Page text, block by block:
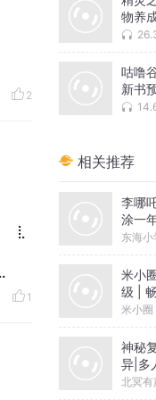
2
1
物养
咕噜
新书
相关推荐
李哪
涂一
级
东海
米小
级 |
米小圈
神秘
异|多
北冥有